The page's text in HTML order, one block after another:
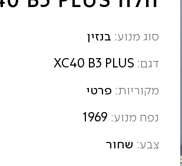
סוג מנוע: בנזין
דגם: XC40 B3 PLUS
מקוריות: פרטי
נפח מנוע: 1969
צבע: שחור